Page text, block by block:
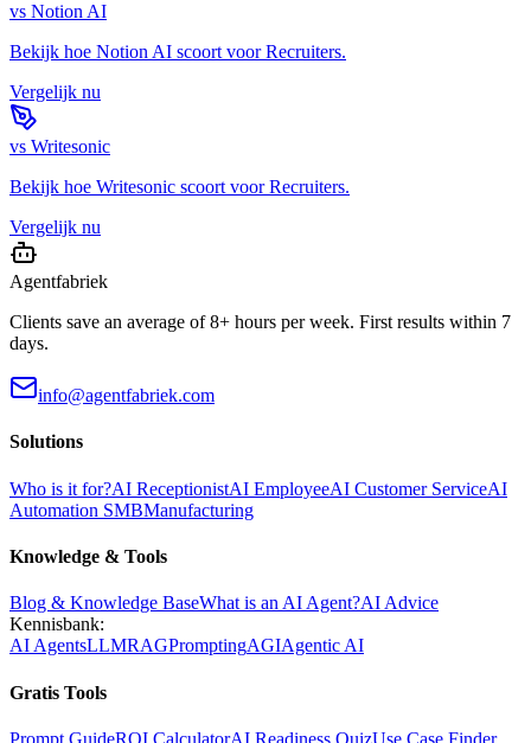
vs Notion AI
Bekijk hoe Notion AI scoort voorRecruiters.
Vergelijk nu
vs Writesonic
Bekijk hoe Writesonic scoort voorRecruiters.
Vergelijk nu
Agentfabriek
Clients save an average of 8+ hours per week. First results within 7
days.
info@agentfabriek.com
Solutions
Who is it for?AI ReceptionistAI EmployeeAI Customer ServiceAI
Automation SMBManufacturing
Knowledge & Tools
Blog & Knowledge BaseWhat is an AI Agent?AI Advice
Kennisbank:
AI AgentsLLMRAGPromptingAGIAgentic AI
Gratis Tools
Prompt GuideROI CalculatorAI Readiness QuizUse Case Finder